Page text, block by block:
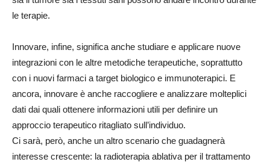
le terapie.
Innovare, infine, significa anche studiare e applicare nuove
integrazioni con le altre metodiche terapeutiche, soprattutto
con i nuovi farmaci a target biologico e immunoterapici. E
ancora, innovare è anche raccogliere e analizzare molteplici
dati dai quali ottenere informazioni utili per definire un
approccio terapeutico ritagliato sull’individuo.
Ci sarà, però, anche un altro scenario che guadagnerà
interesse crescente: la radioterapia ablativa per il trattamento